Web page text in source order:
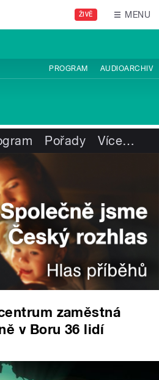
ŽIVĚ MENU
PROGRAM AUDIOARCHIV
Pořady Více…
zaměstná
v Boru 36 lidí